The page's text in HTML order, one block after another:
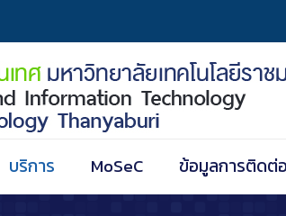
บริการ MoSeC ข้อมูลการติดต่อ